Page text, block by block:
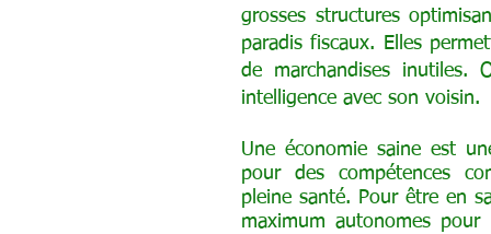
grosses structures
paradis fiscaux. Elles
de marchandises inutiles.
intelligence avec son voisin.
Une économie saine est
pour des compétences
pleine santé. Pour être en
maximum autonomes